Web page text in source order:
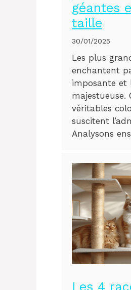
géantes
taille
30/01/2025
Les plus
enchantent
imposante et
majestueuse.
véritables
suscitent
Analysons
Les 4